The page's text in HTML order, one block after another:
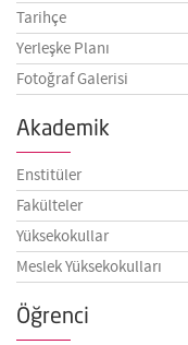
Tarihçe
Yerleşke Planı
Fotoğraf Galerisi
Akademik
Enstitüler
Fakülteler
Yüksekokullar
Meslek Yüksekokulları
Öğrenci